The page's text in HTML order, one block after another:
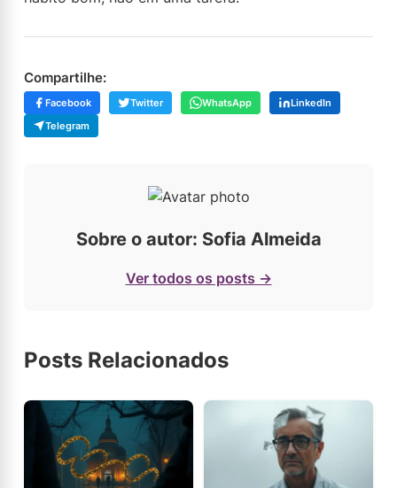
Compartilhe:
Facebook Twitter WhatsApp
LinkedIn
Telegram
Sobre o autor: Sofia Almeida
Ver todos os posts →
Posts Relacionados